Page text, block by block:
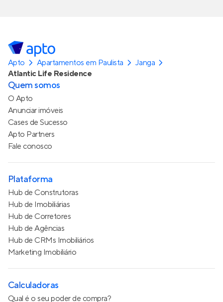
Apto Apartamentos em Paulista
Janga
Atlantic Life Residence
Quem somos
O Apto
Anunciar imóveis
Cases de Sucesso
Apto Partners
Fale conosco
Plataforma
Hub de Construtoras
Hub de Imobiliárias
Hub de Corretores
Hub de Agências
Hub de CRMs Imobiliários
Marketing Imobiliário
Calculadoras
Qual é o seu poder de compra?